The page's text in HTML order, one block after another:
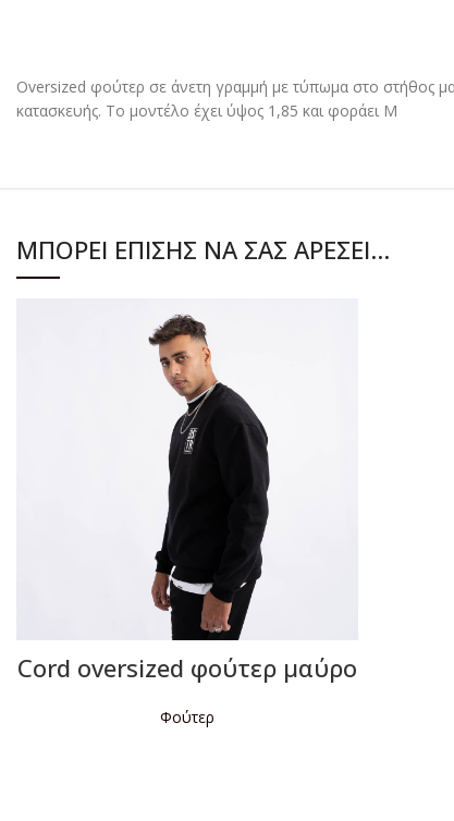
Oversized φούτερ σε άνετη γραμμή με τύπωμα στο στήθος
κατασκευής. Το μοντέλο έχει ύψος 1,85 και φοράει M
ΜΠΟΡΕΊ ΕΠΊΣΗΣ ΝΑ ΣΑΣ ΑΡΈΣΕΙ…
Cord oversized φούτερ μαύρο
Φούτερ